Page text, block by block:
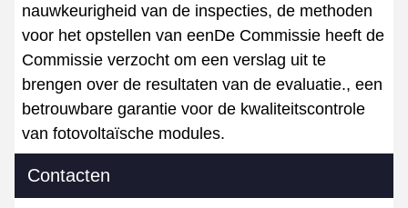
nauwkeurigheid van de inspecties, de methoden
voor het opstellen van eenDe Commissie heeft de
Commissie verzocht om een verslag uit te
brengen over de resultaten van de evaluatie., een
betrouwbare garantie voor de kwaliteitscontrole
van fotovoltaïsche modules.
Contacten